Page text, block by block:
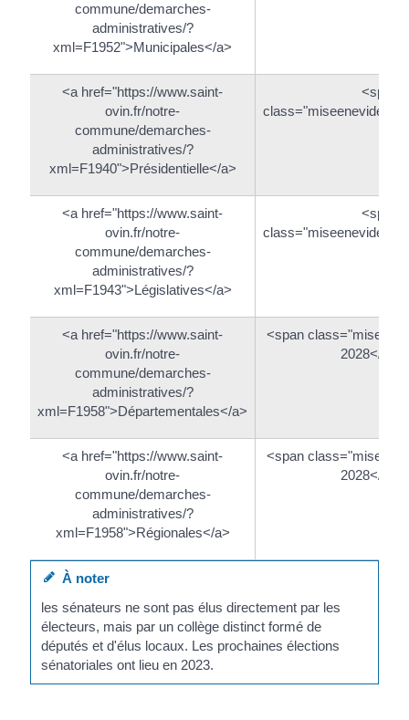
commune/demarches-
administratives/?
xml=F1952">Municipales</a>
<a href="https://www.saint-
ovin.fr/notre-
commune/demarches-
administratives/?
xml=F1940">Présidentielle</a>
<span
<a href="https://www.saint-
ovin.fr/notre-
commune/demarches-
administratives/?
xml=F1943">Législatives</a>
<span
<a href="https://www.saint-
ovin.fr/notre-
commune/demarches-
administratives/?
xml=F1958">Départementales</a>
<span
2028</
<a href="https://www.saint-
ovin.fr/notre-
commune/demarches-
administratives/?
xml=F1958">Régionales</a>
<span
2028</
À noter
les sénateurs ne sont pas élus directement par les
électeurs, mais par un collège distinct formé de
députés et d'élus locaux. Les prochaines élections
sénatoriales ont lieu en 2023.